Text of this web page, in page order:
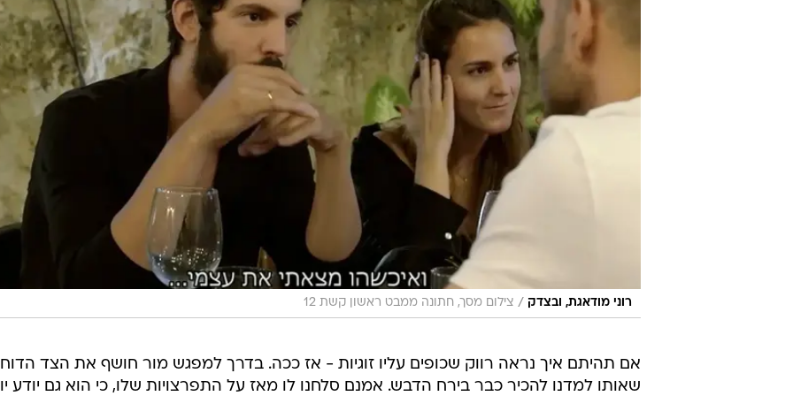
רוני מודאגת, ובצדק / צילום מסך, חתונה ממבט ראשון קשת 12
אם תהיתם איך נראה רווק שכופים עליו זוגיות - אז ככה. בדרך למפגש מור חושף את הצד
שאותו למדנו להכיר כבר בירח הדבש. אמנם סלחנו לו מאז על התפרצויות שלו, כי הוא גם יודע